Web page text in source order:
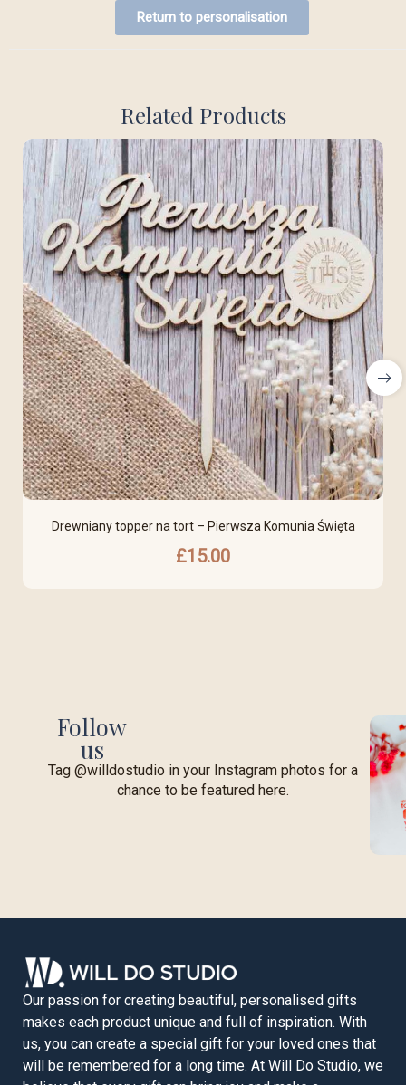
Return to personalisation
Related Products
Drewniany topper na tort – Pierwsza Komunia Święta
£15.00
Follow
us
Tag @willdostudio in your Instagram photos for a
chance to be featured here.
Our passion for creating beautiful, personalised gifts
makes each product unique and full of inspiration. With
us, you can create a special gift for your loved ones that
will be remembered for a long time. At Will Do Studio, we